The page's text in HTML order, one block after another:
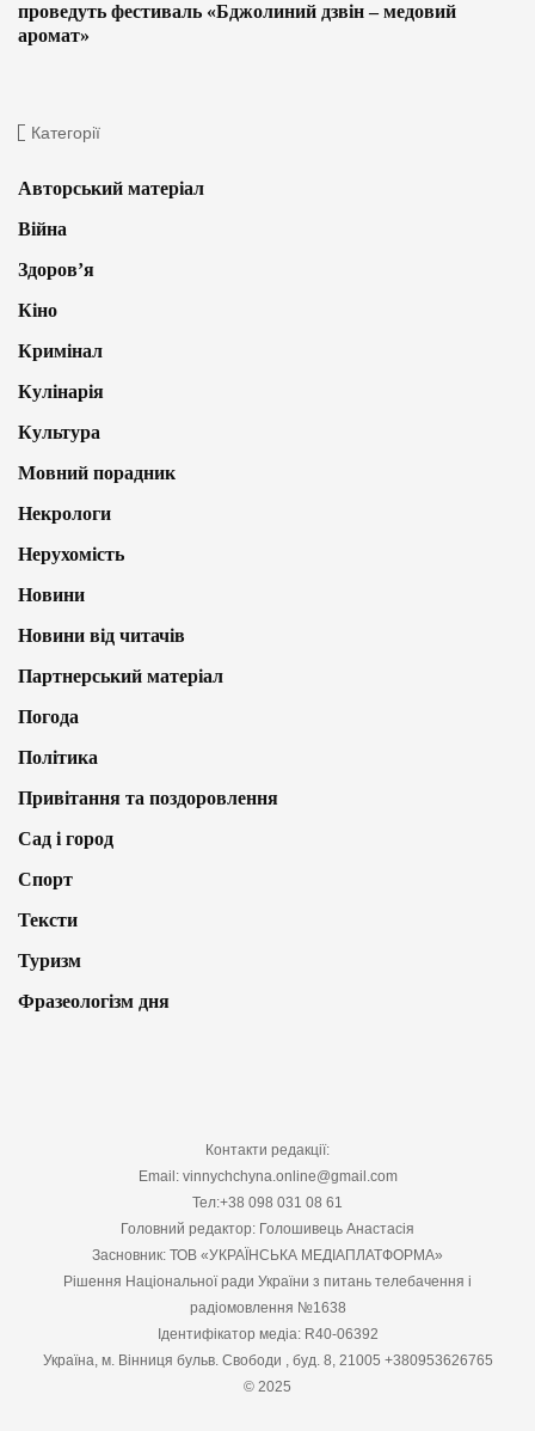
проведуть фестиваль «Бджолиний дзвін – медовий
аромат»
Категорії
Авторський матеріал
Війна
Здоров’я
Кіно
Кримінал
Кулінарія
Культура
Мовний порадник
Некрологи
Нерухомість
Новини
Новини від читачів
Партнерський матеріал
Погода
Політика
Привітання та поздоровлення
Сад і город
Спорт
Тексти
Туризм
Фразеологізм дня
Контакти редакції:
Email: vinnychchyna.online@gmail.com
Тел:+38 098 031 08 61
Головний редактор: Голошивець Анастасія
Засновник: ТОВ «УКРАЇНСЬКА МЕДІАПЛАТФОРМА»
Рішення Національної ради України з питань телебачення і
радіомовлення №1638
Ідентифікатор медіа: R40-06392
Україна, м. Вінниця бульв. Свободи , буд. 8, 21005 +380953626765
© 2025